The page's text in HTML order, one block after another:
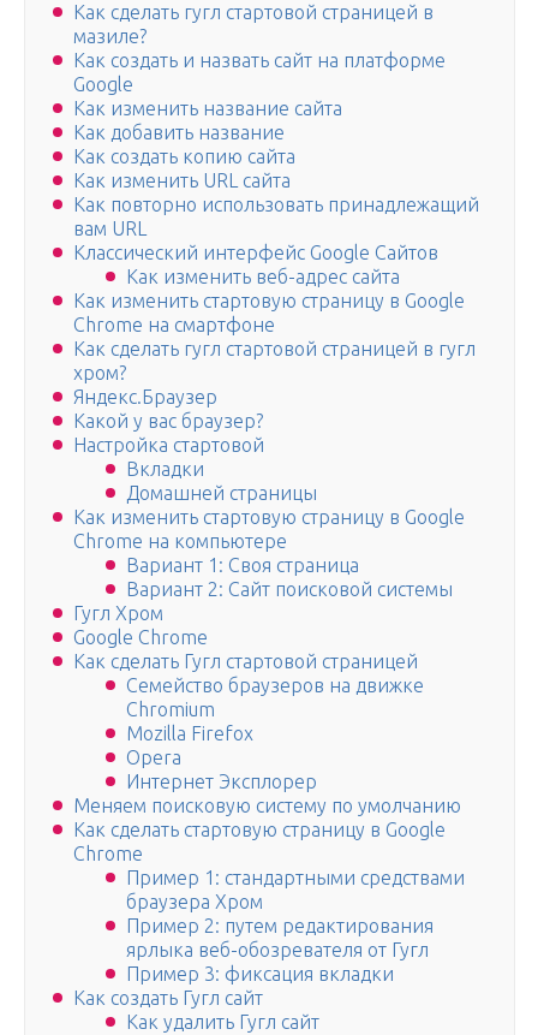
Как сделать гугл стартовой страницей в
мазиле?
Как создать и назвать сайт на платформе
Google
Как изменить название сайта
Как добавить название
Как создать копию сайта
Как изменить URL сайта
Как повторно использовать принадлежащий
вам URL
Классический интерфейс Google Сайтов
Как изменить веб-адрес сайта
Как изменить стартовую страницу в Google
Chrome на смартфоне
Как сделать гугл стартовой страницей в гугл
хром?
Яндекс.Браузер
Какой у вас браузер?
Настройка стартовой
Вкладки
Домашней страницы
Как изменить стартовую страницу в Google
Chrome на компьютере
Вариант 1: Своя страница
Вариант 2: Сайт поисковой системы
Гугл Хром
Google Chrome
Как сделать Гугл стартовой страницей
Семейство браузеров на движке
Chromium
Mozilla Firefox
Opera
Интернет Эксплорер
Меняем поисковую систему по умолчанию
Как сделать стартовую страницу в Google
Chrome
Пример 1: стандартными средствами
браузера Хром
Пример 2: путем редактирования
ярлыка веб-обозревателя от Гугл
Пример 3: фиксация вкладки
Как создать Гугл сайт
Как удалить Гугл сайт